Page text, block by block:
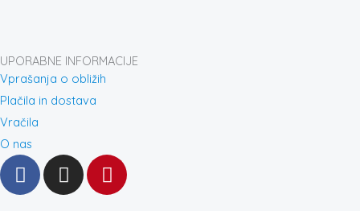
UPORABNE INFORMACIJE
Vprašanja o obližih
Plačila in dostava
Vračila
O nas
F
a
I
n
P
i